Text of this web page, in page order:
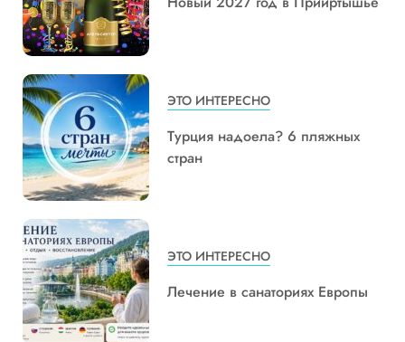
ЭТО ИНТЕРЕСНО
Турция надоела? 6 пляжных
стран
ЭТО ИНТЕРЕСНО
Лечение в санаториях Европы